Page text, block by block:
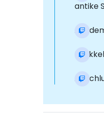
antike
Auf